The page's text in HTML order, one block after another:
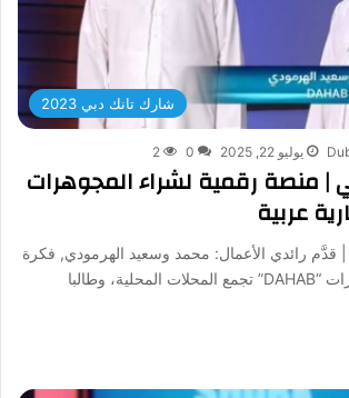
شارك تانك دبي 2023
يوليو 22, 2025 0
2
| منصة رقمية لشراء المجوهرات
عربية
Shark Tank Dubai | قدَّم رائدي الأعمال: محمد وسعيد الهرمودي, فكرة
منصة جديدة للمجوهرات “DAHAB” تجمع المحلات المحلية، وطالبا